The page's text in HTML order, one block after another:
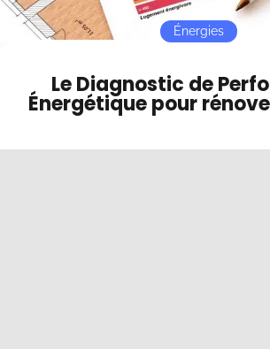
Le Diagnostic de
Énergétique pour
Énergies